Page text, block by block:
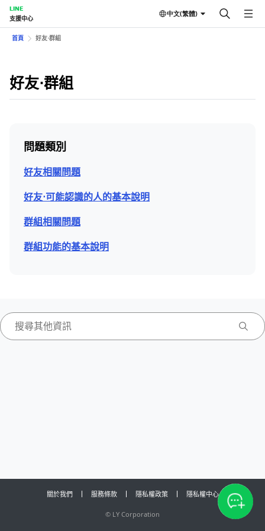
LINE
支援中心
中文(繁體)
首頁 好友⋅群組
好友⋅群組
問題類別
好友相關問題
好友⋅可能認識的人的基本說明
群組相關問題
群組功能的基本說明
關於我們 服務條款 隱私權政策 隱私權中心
© LY Corporation